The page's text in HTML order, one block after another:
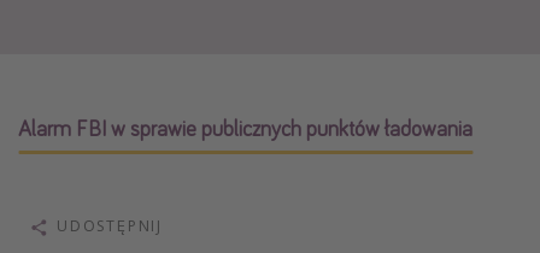
Wszystkie
Newsy, ciekawostki, porady podróżnicze
Alarm FBI w sprawie publicznych punktów ładowania
UDOSTĘPNIJ